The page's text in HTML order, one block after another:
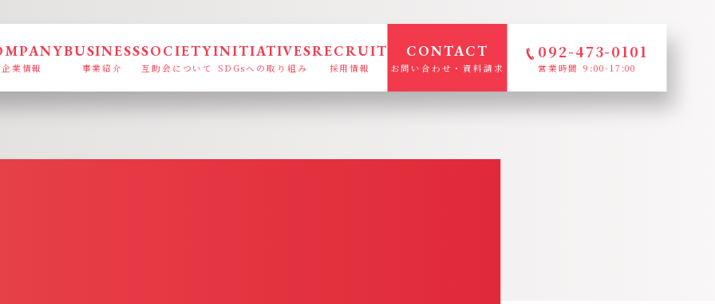
企業情報
BUSINESS
事業紹介
SOCIETY
互助会について
INITIATIVES
SDGsへの取り組み
RECRUIT
採用情報
CONTACT
お問い合わせ・資料請求
092-473-0101
営業時間 9:00-17:00